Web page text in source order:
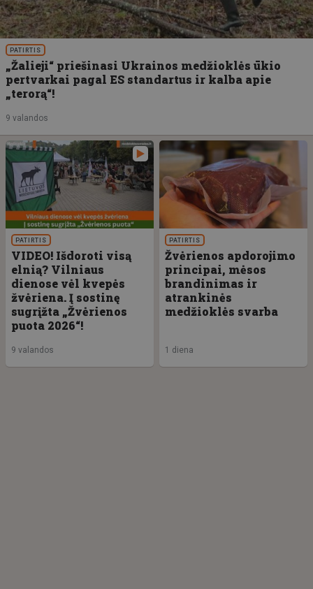
PATIRTIS
„Žalieji“ priešinasi Ukrainos medžioklės ūkio
pertvarkai pagal ES standartus ir kalba apie
„terorą“!
9 valandos
PATIRTIS
VIDEO! Išdoroti visą
elnią? Vilniaus
dienose vėl kvepės
žvėriena. Į sostinę
sugrįžta „Žvėrienos
puota 2026“!
9 valandos
PATIRTIS
Žvėrienos apdorojimo
principai, mėsos
brandinimas ir
atrankinės
medžioklės svarba
1 diena